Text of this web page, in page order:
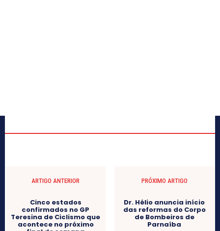
ARTIGO ANTERIOR
Cinco estados
confirmados no GP
Teresina de Ciclismo que
acontece no próximo
PRÓXIMO ARTIGO
Dr. Hélio anuncia início
das reformas do Corpo
de Bombeiros de
Parnaíba